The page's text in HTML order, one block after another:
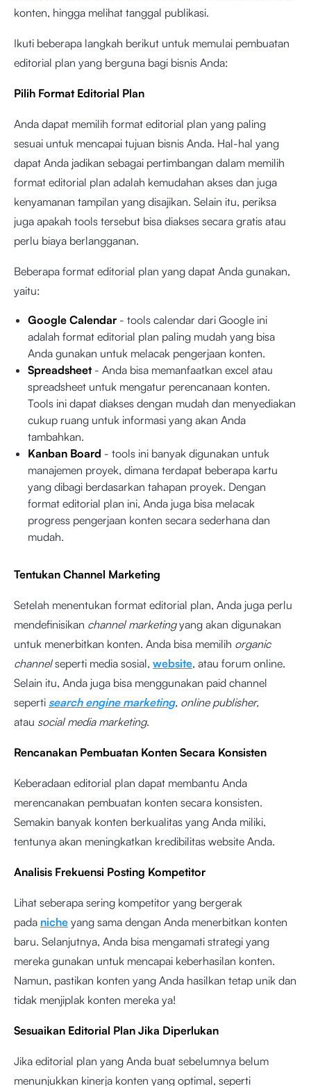
konten, hingga melihat tanggal publikasi.
Ikuti beberapa langkah berikut untuk memulai pembuatan
editorial plan yang berguna bagi bisnis Anda:
Pilih Format Editorial Plan
Anda dapat memilih format editorial plan yang paling
sesuai untuk mencapai tujuan bisnis Anda. Hal-hal yang
dapat Anda jadikan sebagai pertimbangan dalam memilih
format editorial plan adalah kemudahan akses dan juga
kenyamanan tampilan yang disajikan. Selain itu, periksa
juga apakah tools tersebut bisa diakses secara gratis atau
perlu biaya berlangganan.
Beberapa format editorial plan yang dapat Anda gunakan,
yaitu:
Google Calendar - tools calendar dari Google ini
adalah format editorial plan paling mudah yang bisa
Anda gunakan untuk melacak pengerjaan konten.
Spreadsheet- Anda bisa memanfaatkan excel atau
spreadsheet untuk mengatur perencanaan konten.
Tools ini dapat diakses dengan mudah dan menyediakan
cukup ruang untuk informasi yang akan Anda
tambahkan.
Kanban Board - tools ini banyak digunakan untuk
manajemen proyek, dimana terdapat beberapa kartu
yang dibagi berdasarkan tahapan proyek. Dengan
format editorial plan ini, Anda juga bisa melacak
progress pengerjaan konten secara sederhana dan
mudah.
Tentukan Channel Marketing
Setelah menentukan format editorial plan, Anda juga perlu
mendefinisikan channel marketingyang akan digunakan
untuk menerbitkan konten. Anda bisa memilih organic
channelseperti media sosial, website, atau forum online.
Selain itu, Anda juga bisa menggunakan paid channel
seperti search engine marketing, online publisher,
atau social media marketing.
Rencanakan Pembuatan Konten Secara Konsisten
Keberadaan editorial plan dapat membantu Anda
merencanakan pembuatan konten secara konsisten.
Semakin banyak konten berkualitas yang Anda miliki,
tentunya akan meningkatkan kredibilitas website Anda.
Analisis Frekuensi Posting Kompetitor
Lihat seberapa sering kompetitor yang bergerak
pada niche yang sama dengan Anda menerbitkan konten
baru. Selanjutnya, Anda bisa mengamati strategi yang
mereka gunakan untuk mencapai keberhasilan konten.
Namun, pastikan konten yang Anda hasilkan tetap unik dan
tidak menjiplak konten mereka ya!
Sesuaikan Editorial Plan Jika Diperlukan
Jika editorial plan yang Anda buat sebelumnya belum
menunjukkan kinerja konten yang optimal, seperti